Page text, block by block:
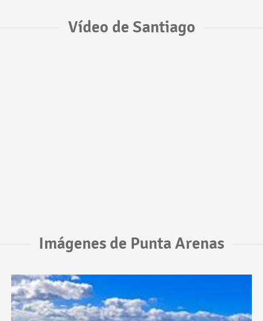
Vídeo de Santiago
Imágenes de Punta Arenas